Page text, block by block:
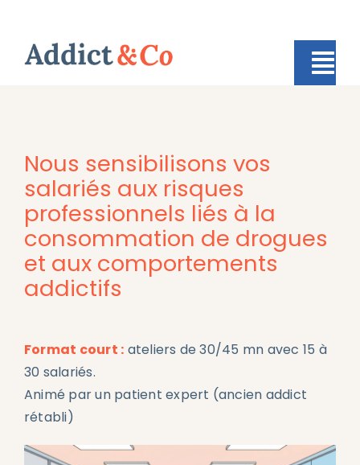
contenu
Sensibilisation
Autonomy
Nous sensibilisons vos
salariés aux risques
professionnels liés à la
consommation de drogues
et aux comportements
addictifs
Format court : ateliers de 30/45 mn avec 15 à
30 salariés.
Animé par un patient expert (ancien addict
rétabli)